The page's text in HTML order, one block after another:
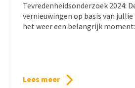
Tevredenheidsonderzoek 2024:
vernieuwingen op basis van jullie
het weer een belangrijk moment:
Lees meer